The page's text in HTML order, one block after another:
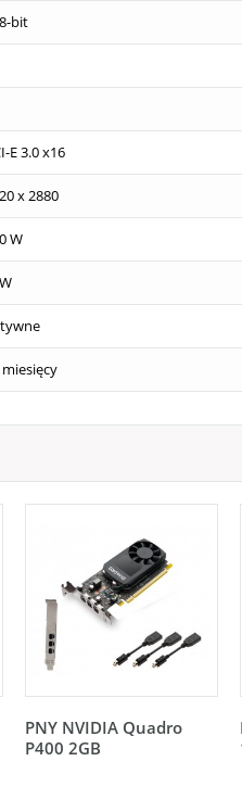
bit
E 3.0 x16
x 2880
W
PNY NVIDIA Quadro
P400 2GB